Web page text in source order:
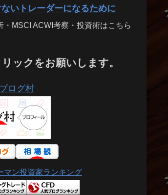
いトレーダーになるために
・MSCI ACWI考察・投資術はこちら
リックをお願いします。
ログ村
マン投資家ランキング